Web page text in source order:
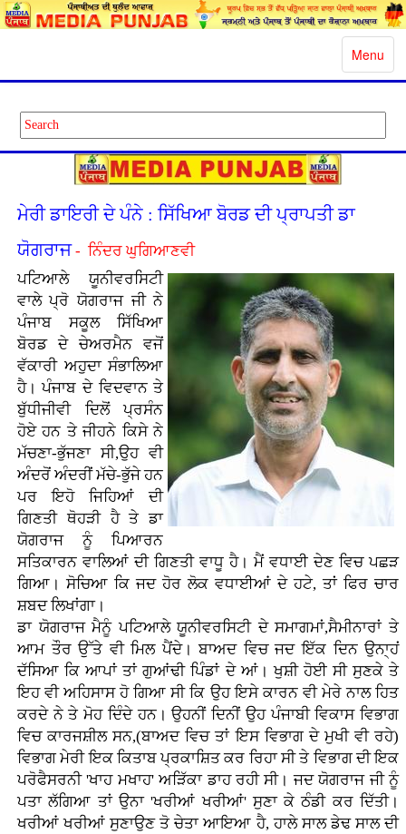
Toggle
Menu
ਮੇਰੀ ਡਾਇਰੀ ਦੇ ਪੰਨੇ : ਸਿੱਖਿਆ ਬੋਰਡ ਦੀ ਪ੍ਰਾਪਤੀ ਡਾ
ਯੋਗਰਾਜ- ਨਿੰਦਰ ਘੁਗਿਆਣਵੀ
ਪਟਿਆਲੇ ਯੂਨੀਵਰਸਿਟੀ
ਵਾਲੇ ਪ੍ਰੋ ਯੋਗਰਾਜ ਜੀ ਨੇ
ਪੰਜਾਬ ਸਕੂਲ ਸਿੱਖਿਆ
ਬੋਰਡ ਦੇ ਚੇਅਰਮੈਨ ਵਜੋਂ
ਵੱਕਾਰੀ ਅਹੁਦਾ ਸੰਭਾਲਿਆ
ਹੈ। ਪੰਜਾਬ ਦੇ ਵਿਦਵਾਨ ਤੇ
ਬੁੱਧੀਜੀਵੀ ਦਿਲੋਂ ਪ੍ਰਸੰਨ
ਹੋਏ ਹਨ ਤੇ ਜੀਹਨੇ ਕਿਸੇ ਨੇ
ਮੱਚਣਾ-ਭੁੱਜਣਾ ਸੀ,ਉਹ ਵੀ
ਅੰਦਰੋਂ ਅੰਦਰੀਂ ਮੱਚੇ-ਭੁੱਜੇ ਹਨ
ਪਰ ਇਹੋ ਜਿਹਿਆਂ ਦੀ
ਗਿਣਤੀ ਥੋਹੜੀ ਹੈ ਤੇ ਡਾ
ਯੋਗਰਾਜ ਨੂੰ ਪਿਆਰਨ
ਸਤਿਕਾਰਨ ਵਾਲਿਆਂ ਦੀ ਗਿਣਤੀ ਵਾਧੂ ਹੈ। ਮੈਂ ਵਧਾਈ ਦੇਣ ਵਿਚ ਪਛੜ
ਗਿਆ। ਸੋਚਿਆ ਕਿ ਜਦ ਹੋਰ ਲੋਕ ਵਧਾਈਆਂ ਦੇ ਹਟੇ, ਤਾਂ ਫਿਰ ਚਾਰ
ਸ਼ਬਦ ਲਿਖਾਂਗਾ।
ਡਾ ਯੋਗਰਾਜ ਮੈਨੂੰ ਪਟਿਆਲੇ ਯੂਨੀਵਰਸਿਟੀ ਦੇ ਸਮਾਗਮਾਂ,ਸੈਮੀਨਾਰਾਂ ਤੇ
ਆਮ ਤੌਰ ਉੱਤੇ ਵੀ ਮਿਲ ਪੈਂਦੇ। ਬਾਅਦ ਵਿਚ ਜਦ ਇੱਕ ਦਿਨ ਉਨਾ੍ਹਂ
ਦੱਸਿਆ ਕਿ ਆਪਾਂ ਤਾਂ ਗੁਆਂਢੀ ਪਿੰਡਾਂ ਦੇ ਆਂ। ਖੁਸ਼ੀ ਹੋਈ ਸੀ ਸੁਣਕੇ ਤੇ
ਇਹ ਵੀ ਅਹਿਸਾਸ ਹੋ ਗਿਆ ਸੀ ਕਿ ਉਹ ਇਸੇ ਕਾਰਨ ਵੀ ਮੇਰੇ ਨਾਲ ਹਿਤ
ਕਰਦੇ ਨੇ ਤੇ ਮੋਹ ਦਿੰਦੇ ਹਨ। ਉਹਨੀਂ ਦਿਨੀਂ ਉਹ ਪੰਜਾਬੀ ਵਿਕਾਸ ਵਿਭਾਗ
ਵਿਚ ਕਾਰਜਸ਼ੀਲ ਸਨ,(ਬਾਅਦ ਵਿਚ ਤਾਂ ਇਸ ਵਿਭਾਗ ਦੇ ਮੁਖੀ ਵੀ ਰਹੇ)
ਵਿਭਾਗ ਮੇਰੀ ਇਕ ਕਿਤਾਬ ਪ੍ਰਕਾਸ਼ਿਤ ਕਰ ਰਿਹਾ ਸੀ ਤੇ ਵਿਭਾਗ ਦੀ ਇਕ
ਪਰੋਫੈਸਰਨੀ 'ਖਾਹ ਮਖਾਹ' ਅੜਿੱਕਾ ਡਾਹ ਰਹੀ ਸੀ। ਜਦ ਯੋਗਰਾਜ ਜੀ ਨੂੰ
ਪਤਾ ਲੱਗਿਆ ਤਾਂ ਉਨਾ 'ਖਰੀਆਂ ਖਰੀਆਂ' ਸੁਣਾ ਕੇ ਠੰਡੀ ਕਰ ਦਿੱਤੀ।
ਖਰੀਆਂ ਖਰੀਆਂ ਸੁਣਾਉਣ ਤੋ ਚੇਤਾ ਆਇਆ ਹੈ, ਹਾਲੇ ਸਾਲ ਡੇਢ ਸਾਲ ਦੀ